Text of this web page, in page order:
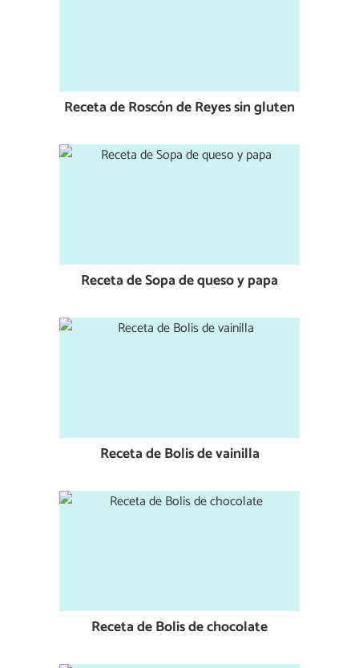
Receta de Roscón de Reyes sin gluten
Receta de Sopa de queso y papa
Receta de Bolis de vainilla
Receta de Bolis de chocolate